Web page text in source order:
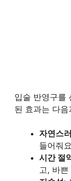
입술 반영구를
된 효과는 다음
자연스
들어줘
시간 절
고, 바쁜